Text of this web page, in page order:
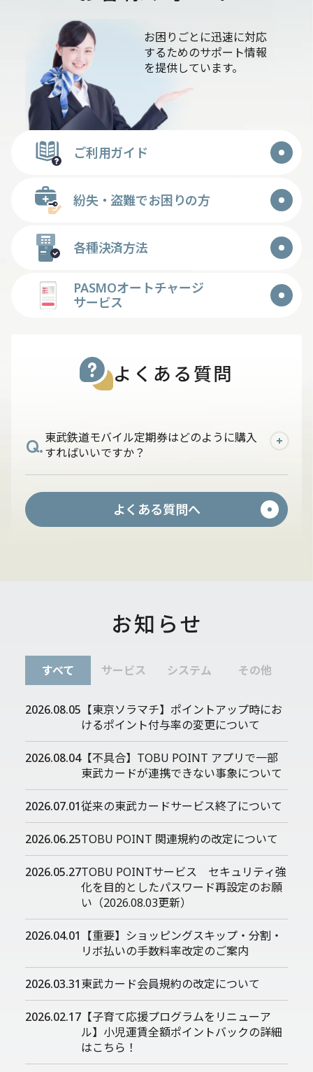
お困りごとに迅速に対応
するためのサポート情報
を提供しています。
ご利用ガイド
紛失・盗難でお困りの方
各種決済方法
PASMOオートチャージ
サービス
よくある質問
Q.東武鉄道モバイル定期券はどのように購入
すればいいですか？
A.PASMOアプリに東武カードをご登録いた
だき、東武鉄道が発駅のモバイル定期券を
購入してください。
よくある質問へ
お知らせ
すべて サービス システム その他
2026.08.05 【東京ソラマチ】ポイントアップ時にお
けるポイント付与率の変更について
2026.08.04【不具合】TOBU POINT アプリで一部
東武カードが連携できない事象について
2026.07.01従来の東武カードサービス終了について
2026.06.25TOBU POINT 関連規約の改定について
2026.05.27TOBU POINTサービス セキュリティ強
化を目的としたパスワード再設定のお願
い（2026.08.03更新）
2026.04.01 【重要】ショッピングスキップ・分割・
リボ払いの手数料率改定のご案内
2026.03.31東武カード会員規約の改定について
2026.02.17 【子育て応援プログラムをリニューア
ル】小児運賃全額ポイントバックの詳細
はこちら！